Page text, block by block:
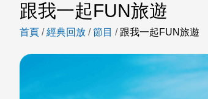
跟我一起FUN旅遊
首頁 /經典回放 /節目 / 跟我一起FUN旅遊